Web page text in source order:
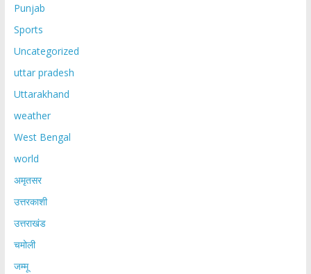
Punjab
Sports
Uncategorized
uttar pradesh
Uttarakhand
weather
West Bengal
world
अमृतसर
उत्तरकाशी
उत्तराखंड
चमोली
जम्मू